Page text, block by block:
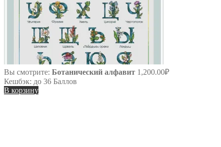
Вы смотрите: Ботанический алфавит 1,200.00₽
Кешбэк: до 36 Баллов
В корзину